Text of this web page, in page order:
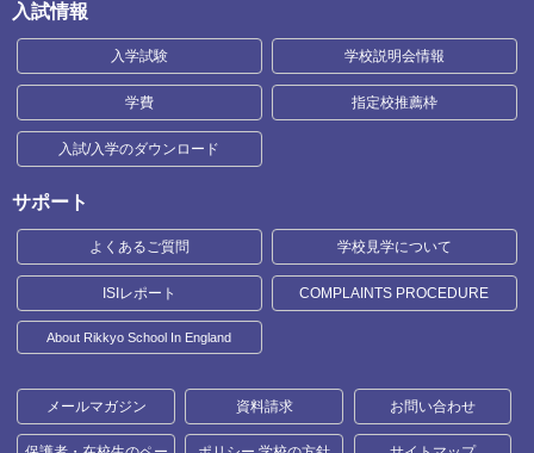
入試情報
入学試験 学校説明会情報
学費 指定校推薦枠
入試/入学のダウンロード
サポート
よくあるご質問 学校見学について
ISIレポート COMPLAINTS PROCEDURE
About Rikkyo School In England
メールマガジン 資料請求 お問い合わせ